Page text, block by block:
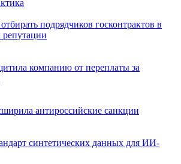
подрядчиков госконтрактов в
репутации
компанию от переплаты за
антироссийские санкции
синтетических данных для ИИ-